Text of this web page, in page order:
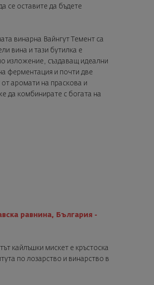
се оставите да бъдете
винарна Вайнгут Темент са
вина и тази бутилка е
изложение, създаващ идеални
ферментация и почти две
от аромати на праскова и
да комбинирате с богата на
равнина, България -
кайлъшки мискет е кръстоска
по лозарство и винарство в